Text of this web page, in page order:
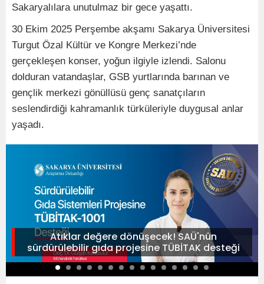
Sakaryalılara unutulmaz bir gece yaşattı.
30 Ekim 2025 Perşembe akşamı Sakarya Üniversitesi
Turgut Özal Kültür ve Kongre Merkezi’nde
gerçekleşen konser, yoğun ilgiyle izlendi. Salonu
dolduran vatandaşlar, GSB yurtlarında barınan ve
gençlik merkezi gönüllüsü genç sanatçıların
seslendirdiği kahramanlık türküleriyle duygusal anlar
yaşadı.
Atıklar değere dönüşecek! SAÜ'nün
sürdürülebilir gıda projesine TÜBİTAK desteği